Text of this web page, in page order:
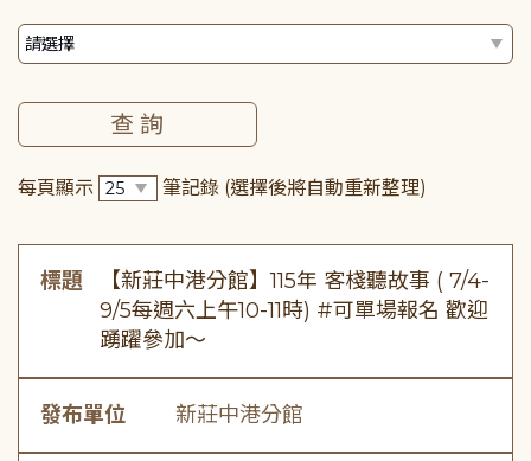
每頁顯示 筆記錄 (選擇後將自動重新整理)
標題
【新莊中港分館】115年 客棧聽故事 ( 7/4-
9/5每週六上午10-11時) #可單場報名 歡迎
踴躍參加～
發布單位 新莊中港分館